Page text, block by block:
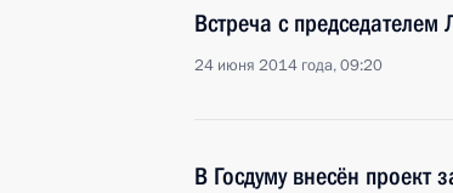
Встреча с
24 июня 2014 года, 09:20
В Госдуму внесён проект